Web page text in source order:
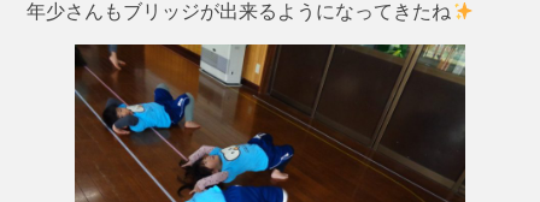
年少さんもブリッジが出来るようになってきたね